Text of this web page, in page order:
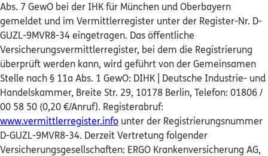
Meine Versicherungen
Sehen Sie auf einen Blick Ihre Versicherungen bei
ERGO, dem ERGO Rechtsschutz und der DKV.
Zum Kundenportal
Schaden- oder Leistungsfall melden
Abs. 7 GewO bei der IHK für München und Oberbayern
gemeldet und im Vermittlerregister unter der Register-Nr. D-
GUZL-9MVR8-34 eingetragen. Das öffentliche
Versicherungsvermittlerregister, bei dem die Registrierung
überprüft werden kann, wird geführt von der Gemeinsamen
Stelle nach § 11a Abs. 1 GewO: DIHK | Deutsche Industrie- und
Handelskammer, Breite Str. 29, 10178 Berlin, Telefon: 01806 /
00 58 50 (0,20 €/Anruf). Registerabruf:
www.vermittlerregister.info unter der Registrierungsnummer
D-GUZL-9MVR8-34. Derzeit Vertretung folgender
Versicherungsgesellschaften: ERGO Krankenversicherung AG,